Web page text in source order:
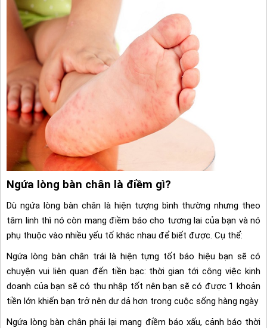
Ngứa lòng bàn chân là điềm gì?
Dù ngứa lòng bàn chân là hiện tượng bình thường nhưng theo
tâm linh thì nó còn mang điềm báo cho tương lai của bạn và nó
phụ thuộc vào nhiều yếu tố khác nhau để biết được. Cụ thể:
Ngứa lòng bàn chân trái là hiện tựng tốt báo hiệu bạn sẽ có
chuyện vui liên quan đến tiền bạc: thời gian tới công việc kinh
doanh của bạn sẽ có thu nhập tốt nên bạn sẽ có được 1 khoản
tiền lớn khiến bạn trở nên dư dả hơn trong cuộc sống hàng ngày
Ngứa lòng bàn chân phải lại mang điềm báo xấu, cảnh báo thời